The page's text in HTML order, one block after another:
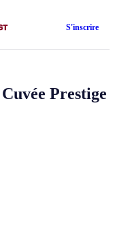
S'inscrire
Prestige